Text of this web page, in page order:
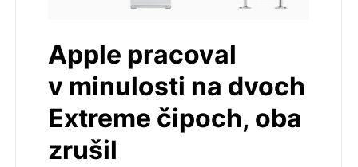
Apple pracoval
v minulosti na dvoch
Extreme čipoch, oba
zrušil